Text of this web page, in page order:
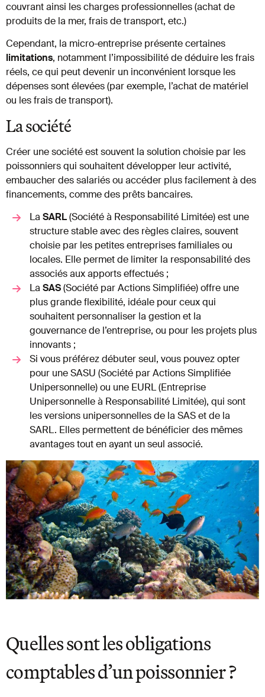
couvrant ainsi les charges professionnelles (achat de
produits de la mer, frais de transport, etc.)
Cependant, la micro-entreprise présente certaines
limitations, notamment l’impossibilité de déduire les frais
réels, ce qui peut devenir un inconvénient lorsque les
dépenses sont élevées (par exemple, l’achat de matériel
ou les frais de transport).
La société
Créer une société est souvent la solution choisie par les
poissonniers qui souhaitent développer leur activité,
embaucher des salariés ou accéder plus facilement à des
financements, comme des prêts bancaires.
La SARL(Société à Responsabilité Limitée) est une
structure stable avec des règles claires, souvent
choisie par les petites entreprises familiales ou
locales. Elle permet de limiter la responsabilité des
associés aux apports effectués ;
La SAS(Société par Actions Simplifiée) offre une
plus grande flexibilité, idéale pour ceux qui
souhaitent personnaliser la gestion et la
gouvernance de l’entreprise, ou pour les projets plus
innovants ;
Si vous préférez débuter seul, vous pouvez opter
pour une SASU (Société par Actions Simplifiée
Unipersonnelle) ou une EURL (Entreprise
Unipersonnelle à Responsabilité Limitée), qui sont
les versions unipersonnelles de la SAS et de la
SARL. Elles permettent de bénéficier des mêmes
avantages tout en ayant un seul associé.
Quelles sont les obligations
comptables d’un poissonnier ?